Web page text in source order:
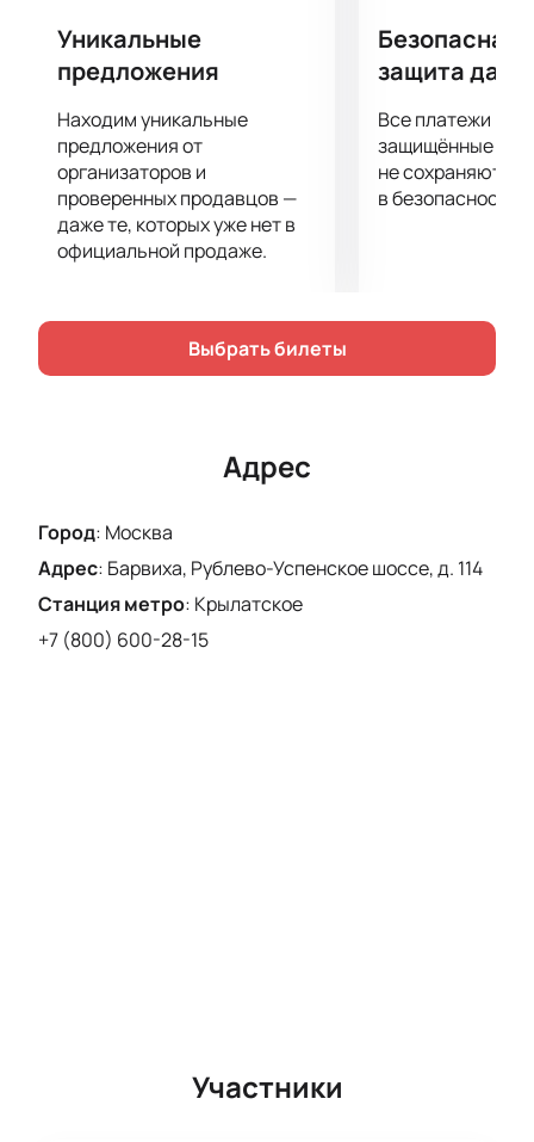
Уникальные
предложения
Находим уникальные
предложения от
организаторов и
проверенных продавцов —
даже те, которых уже нет в
официальной продаже.
Безопасная
защита
Все платежи
защищённые
не сохраняются
в безопасности.
Выбрать билеты
Адрес
Город: Москва
Адрес: Барвиха, Рублево-Успенское шоссе, д. 114
Станция метро: Крылатское
+7 (800) 600-28-15
Участники